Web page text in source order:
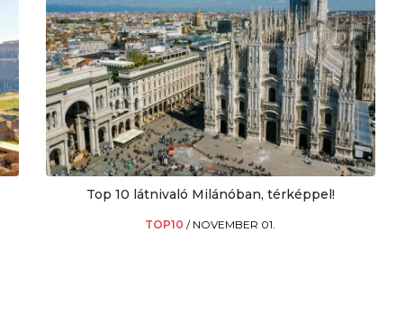
Top 10 látnivaló Milánóban, térképpel!
TOP10/ NOVEMBER 01.